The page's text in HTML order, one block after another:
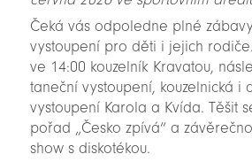
Čeká vás odpoledne plné
vystoupení pro děti i jejich
ve 14:00 kouzelník Kravatou,
taneční vystoupení, kouzelnická i
vystoupení Karola a Kvída. Těšit
pořad „Česko zpívá“ a
show s diskotékou.